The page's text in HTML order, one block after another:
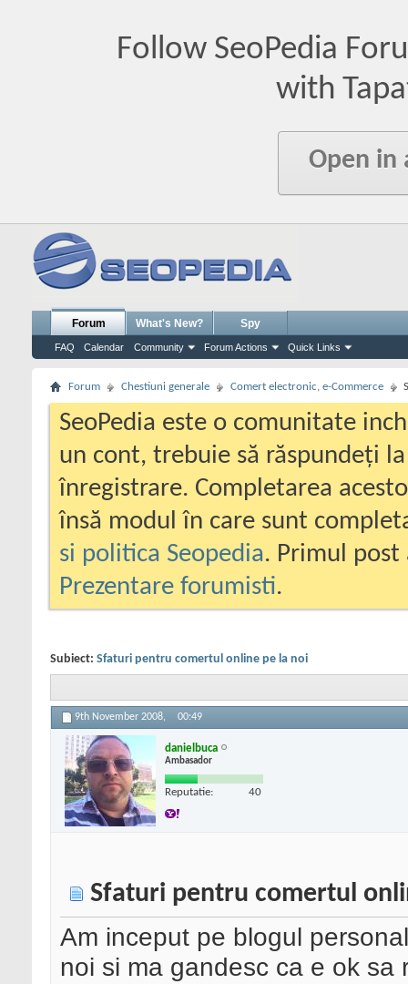
Follow SeoPedia
with
Open in
Forum
FAQ Calendar Community Forum Actions Quick Links
What's New? Spy
Forum Chestiuni generale Comert electronic, e-Commerce
SeoPedia este o comunitate
un cont, trebuie să răspundeți
înregistrare. Completarea
însă modul în care sunt
si politica Seopedia. Primul
Prezentare forumisti.
Subiect: Sfaturi pentru comertul online pe la noi
9th November 2008, 00:49
danielbuca
Ambasador
Reputatie: 40
Sfaturi pentru comertul
Am inceput pe blogul
noi si ma gandesc ca e ok sa